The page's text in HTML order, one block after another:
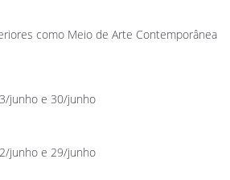
como Meio de Arte Contemporânea
junho e 30/junho
junho e 29/junho